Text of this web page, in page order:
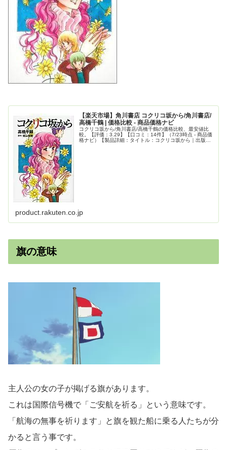
【楽天市場】角川書店 コクリコ坂から/角川書店/
高橋千鶴 | 価格比較 - 商品価格ナビ
コクリコ坂から/角川書店/高橋千鶴の価格比較、最安値比
較。【評価：3.29】【口コミ：14件】（7/23時点 - 商品価
格ナビ）【製品詳細：タイトル：コクリコ坂から｜出版
product.rakuten.co.jp
旗の意味
主人公の女の子が掲げる旗があります。
これは国際信号機で「ご安航を祈る」という意味です。
「航海の無事を祈ります」と旗を観た船に乗る人たちが分
かると言う事です。